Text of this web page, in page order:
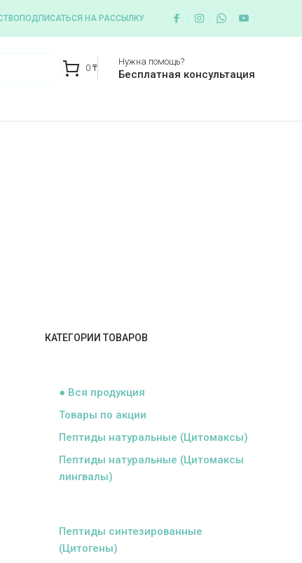
ПОДПИСАТЬСЯ НА РАССЫЛКУ
0 ₸
Нужна помощь?
Бесплатная консультация
КАТЕГОРИИ ТОВАРОВ
● Вся продукция
Товары по акции
Пептиды натуральные (Цитомаксы)
Пептиды натуральные (Цитомаксы
лингвалы)
Пептиды синтезированные
(Цитогены)